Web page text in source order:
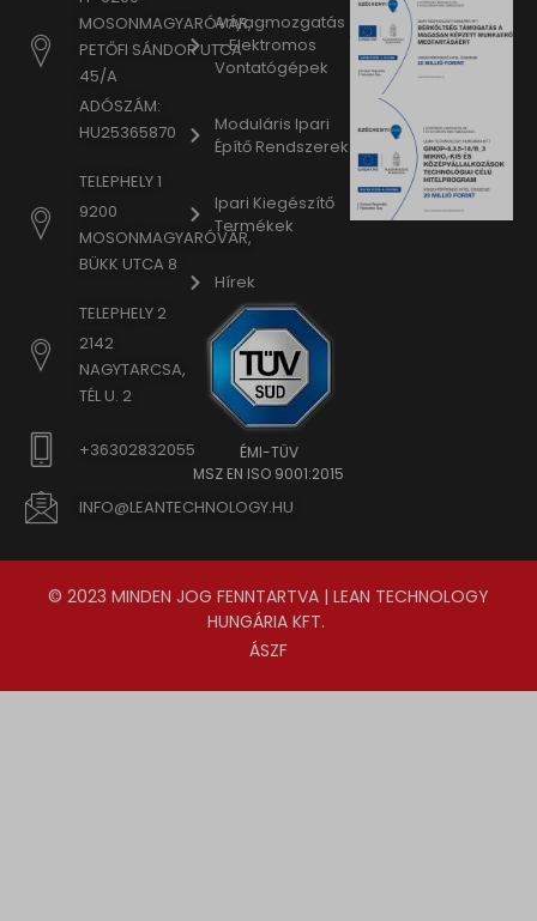
MOSONMAGYARÓVÁR,
PETŐFI SÁNDOR UTCA
45/A
ADÓSZÁM:
HU25365870
TELEPHELY 1
9200
MOSONMAGYARÓVÁR,
BÜKK UTCA 8
TELEPHELY 2
2142
NAGYTARCSA,
TÉL U. 2
+36302832055
INFO@LEANTECHNOLOGY.HU
Anyagmozgatás
– Elektromos
Vontatógépek
Moduláris Ipari
Építő Rendszerek
Ipari Kiegészítő
Termékek
Hírek
ÉMI-TÜV
MSZ EN ISO 9001:2015
© 2023 MINDEN JOG FENNTARTVA | LEAN TECHNOLOGY
HUNGÁRIA KFT.
ÁSZF